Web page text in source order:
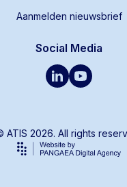
Aanmelden nieuwsbrief
Social Media
ATIS 2026. All rights